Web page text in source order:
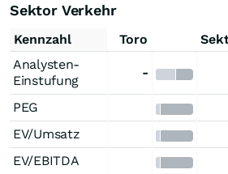
Sektor Verkehr
Kennzahl Toro
Analysten-
Einstufung
-
PEG
EV/Umsatz
EV/EBITDA